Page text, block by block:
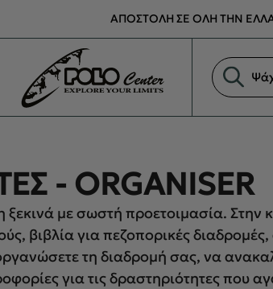
ΑΠΟΣΤΟΛΗ ΣΕ ΟΛΗ ΤΗΝ
- ORGANISER
με σωστή προετοιμασία. Στην
βιβλία για πεζοπορικές
τη διαδρομή σας, να
για τις δραστηριότητες που